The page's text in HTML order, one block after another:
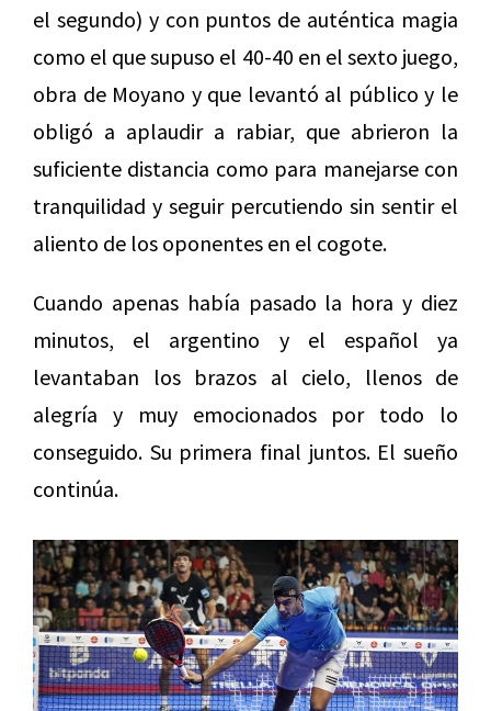
el segundo) y con puntos de auténtica magia
como el que supuso el 40-40 en el sexto juego,
obra de Moyano y que levantó al público y le
obligó a aplaudir a rabiar, que abrieron la
suficiente distancia como para manejarse con
tranquilidad y seguir percutiendo sin sentir el
aliento de los oponentes en el cogote.
Cuando apenas había pasado la hora y diez
minutos, el argentino y el español ya
levantaban los brazos al cielo, llenos de
alegría y muy emocionados por todo lo
conseguido. Su primera final juntos. El sueño
continúa.